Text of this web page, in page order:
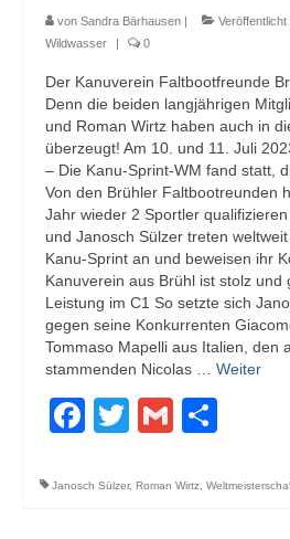
von Sandra Bärhausen Veröffentlicht
Wildwasser
0
Der Kanuverein Faltbootfreunde
Denn die beiden langjährigen
und Roman Wirtz haben auch in
überzeugt! Am 10. und 11. Juli
– Die Kanu-Sprint-WM fand statt,
Von den Brühler Faltbootreunden
Jahr wieder 2 Sportler
und Janosch Sülzer treten
Kanu-Sprint an und beweisen ihr
Kanuverein aus Brühl ist stolz und
Leistung im C1 So setzte sich
gegen seine Konkurrenten
Tommaso Mapelli aus Italien, den
stammenden Nicolas … Weiter
Facebook
TwitterGmail
Janosch Sülzer, Roman Wirtz,